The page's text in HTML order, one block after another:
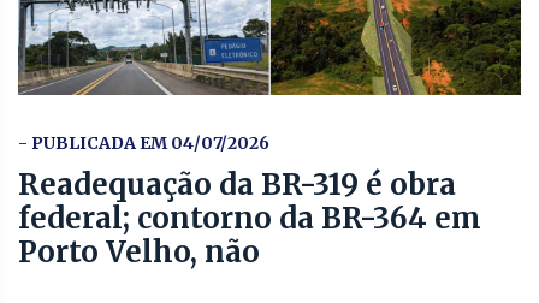
- PUBLICADA EM 04/07/2026
Readequação da BR-319 é obra
federal; contorno da BR-364 em
Porto Velho, não